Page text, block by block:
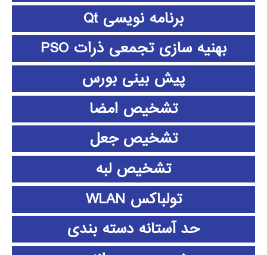
برنامه نویسی Qt
بهنیه سازی تجمعی ذرات PSO
پیش بینی بورس
تشخیص امضا
تشخیص جعل
تشخیص لبه
تولباکس WLAN
حد آستانه دسته بندی